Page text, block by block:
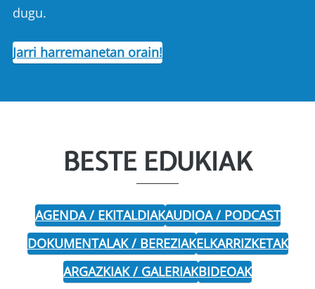
dugu.
Jarri harremanetan orain!
BESTE EDUKIAK
AGENDA / EKITALDIAKAUDIOA / PODCAST
DOKUMENTALAK / BEREZIAKELKARRIZKETAK
ARGAZKIAK / GALERIAKBIDEOAK